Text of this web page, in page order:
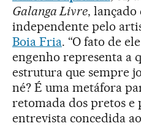
Galanga Livre, lançado
independente pelo
Boia Fria. “O fato de
engenho representa a
estrutura que sempre
né? É uma metáfora
retomada dos pretos e
entrevista concedida